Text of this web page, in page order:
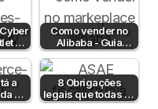
e
Como vender no
Alibaba - Guia
Completo para
Empresas B2B em
Portugal
a
da
8 Obrigações
legais que todas as
lojas online em